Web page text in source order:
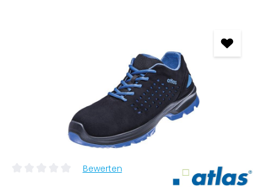
Durchschnittliche Bewertung von 0 von 5 Sternen
Bewerten